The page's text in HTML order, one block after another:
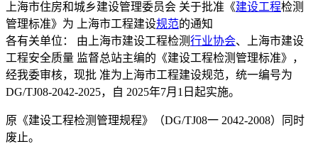
上海市住房和城乡建设管理委员会 关于批准《建设工程检测
管理标准》为 上海市工程建设规范的通知
各有关单位： 由上海市建设工程检测行业协会、上海市建设
工程安全质量 监督总站主编的《建设工程检测管理标准》，
经我委审核，现批 准为上海市工程建设规范，统一编号为
DG/TJ08-2042-2025，自 2025年7月1日起实施。
原《建设工程检测管理规程》（DG/TJ08一 2042-2008）同时
废止。